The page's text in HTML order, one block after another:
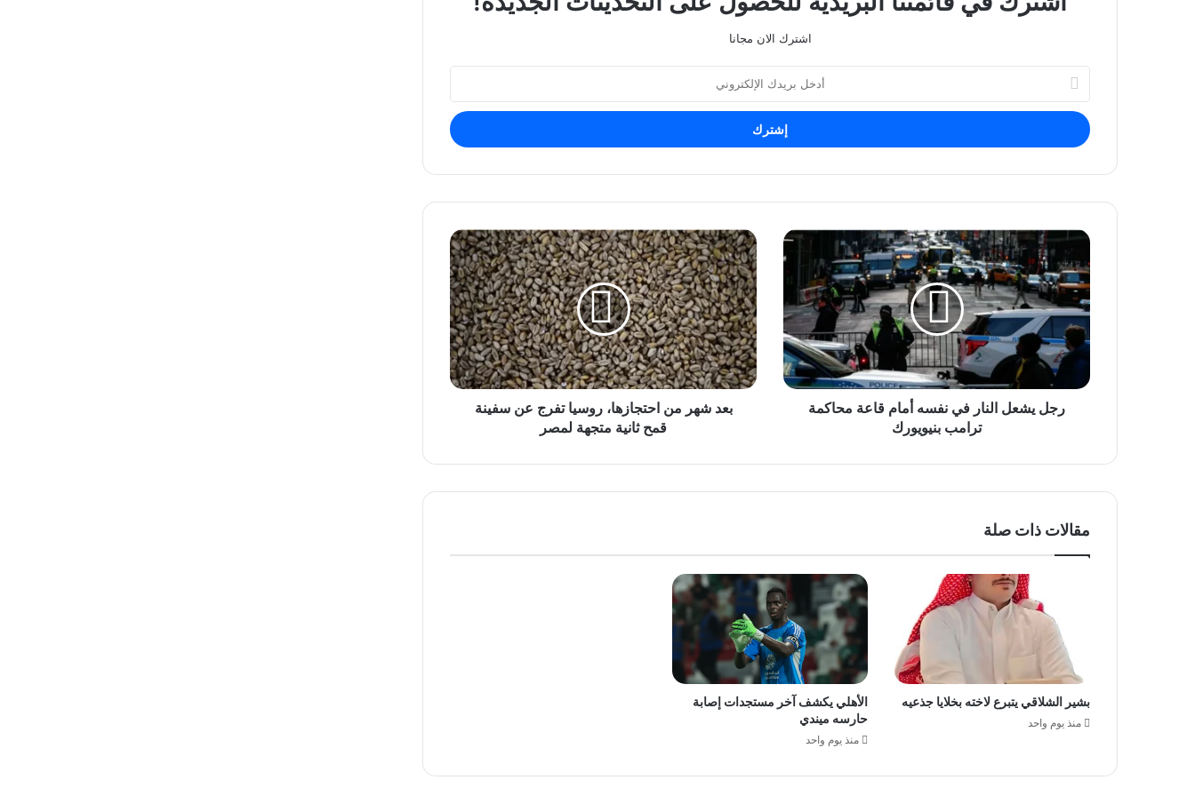
اشترك الان مجانا
أدخل
بريدك
الإلكتروني
رجل
يشعل
النار
في
نفسه
أمام
قاعة
محاكمة
ترامب
بنيويوركرجل يشعل النار في نفسه أمام قاعة محاكمة
ترامب بنيويورك
بعد
شهر
من
احتجازها،
روسيا
تفرج
عن
سفينة
قمح
بعد شهر من احتجازها، روسيا تفرج عن سفينة
قمح ثانية متجهة لمصر
مقالات ذات صلة
بشير الشلاقي يتبرع لاخته بخلايا جذعيه
منذ يوم واحد
الأهلي يكشف آخر مستجدات إصابة
حارسه ميندي
منذ يوم واحد